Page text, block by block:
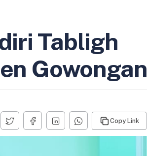
Tabligh
Gowongan
Copy Link